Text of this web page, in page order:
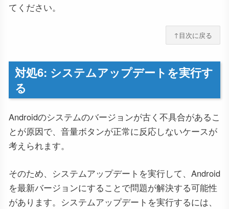
てください。
↑目次に戻る
対処6: システムアップデートを実行す
る
Androidのシステムのバージョンが古く不具合があるこ
とが原因で、音量ボタンが正常に反応しないケースが
考えられます。
そのため、システムアップデートを実行して、Android
を最新バージョンにすることで問題が解決する可能性
があります。システムアップデートを実行するには、